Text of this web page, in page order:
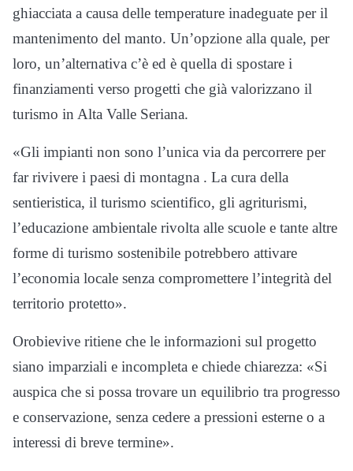
ghiacciata a causa delle temperature inadeguate per il
mantenimento del manto. Un’opzione alla quale, per
loro, un’alternativa c’è ed è quella di spostare i
finanziamenti verso progetti che già valorizzano il
turismo in Alta Valle Seriana.
«Gli impianti non sono l’unica via da percorrere per
far rivivere i paesi di montagna . La cura della
sentieristica, il turismo scientifico, gli agriturismi,
l’educazione ambientale rivolta alle scuole e tante altre
forme di turismo sostenibile potrebbero attivare
l’economia locale senza compromettere l’integrità del
territorio protetto».
Orobievive ritiene che le informazioni sul progetto
siano imparziali e incompleta e chiede chiarezza: «Si
auspica che si possa trovare un equilibrio tra progresso
e conservazione, senza cedere a pressioni esterne o a
interessi di breve termine».